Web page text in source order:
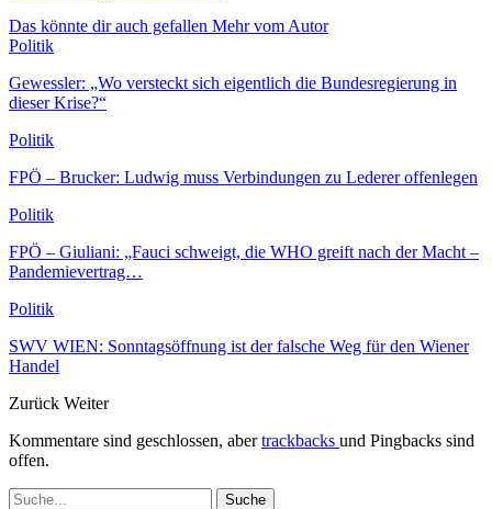
Das könnte dir auch gefallen Mehr vom Autor
Politik
Gewessler: „Wo versteckt sich eigentlich die Bundesregierung in
dieser Krise?“
Politik
FPÖ – Brucker: Ludwig muss Verbindungen zu Lederer offenlegen
Politik
FPÖ – Giuliani: „Fauci schweigt, die WHO greift nach der Macht –
Pandemievertrag…
Politik
SWV WIEN: Sonntagsöffnung ist der falsche Weg für den Wiener
Handel
Zurück Weiter
Kommentare sind geschlossen, abertrackbacks und Pingbacks sind
offen.